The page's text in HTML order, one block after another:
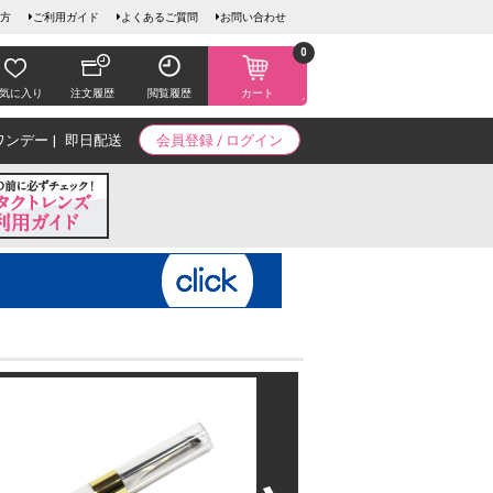
ご利用ガイド よくあるご質問 お問い合わせ
に入り 注文履歴 閲覧履歴 カート
0
会員登録 / ログイン
ンデー 即日配送